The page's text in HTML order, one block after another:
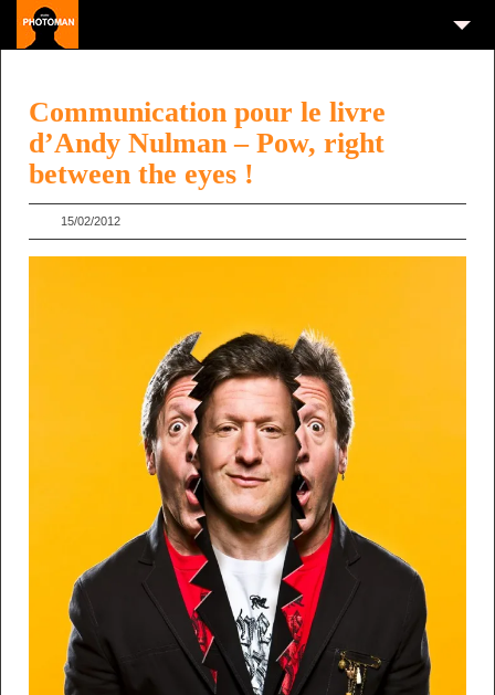
Communication pour le livre
d’Andy Nulman – Pow, right
between the eyes !
15/02/2012